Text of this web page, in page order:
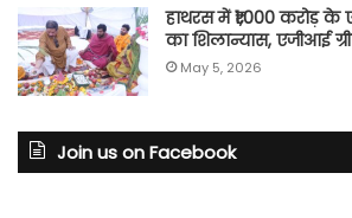
हाथरस में ₹1,000 करोड़
का शिलान्यास, एजीआई
May 5, 2026
Join us on Facebook